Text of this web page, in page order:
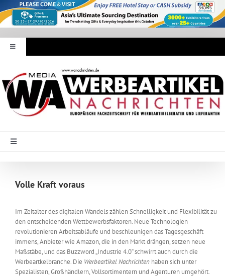
Inhalt
springen
Toggle
Navigation
Werbeartikel Nachrichten
E-Paper
WA Media
Toggle
Messen & Events
Unternehmen
Volle Kraft voraus
Im Zeitalter des digitalen Wandels zählen Schnelligkeit und Flexibilität zu
den entscheidenden Wettbewerbsfaktoren. Neue Technologien
revolutionieren Arbeitsabläufe und beschleunigen das Tagesgeschäft
immens, Anbieter wie Amazon, die in den Markt drängen, setzen neue
Maßstäbe, und das Buzzword „Industrie 4.0“ schwirrt auch durch die
Werbeartkelbranche. Die Werbeartikel Nachrichten haben sich unter
Spezialisten, Großhändlern, Vollsortimentern und Agenturen umgehört.